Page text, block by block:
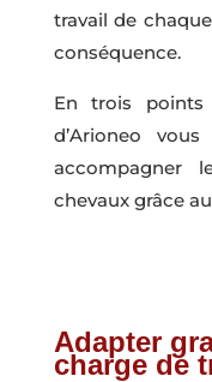
travail de
conséquence.
En trois points
d’Arioneo
accompagner
chevaux grâce
Adapter
charge de